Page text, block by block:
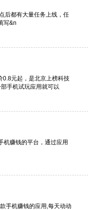
后都有大量任务上线，任
写&n
0.8元起，是北京上榜科技
手机试玩应用就可以
机赚钱的平台，通过应用
手机赚钱的应用,每天动动